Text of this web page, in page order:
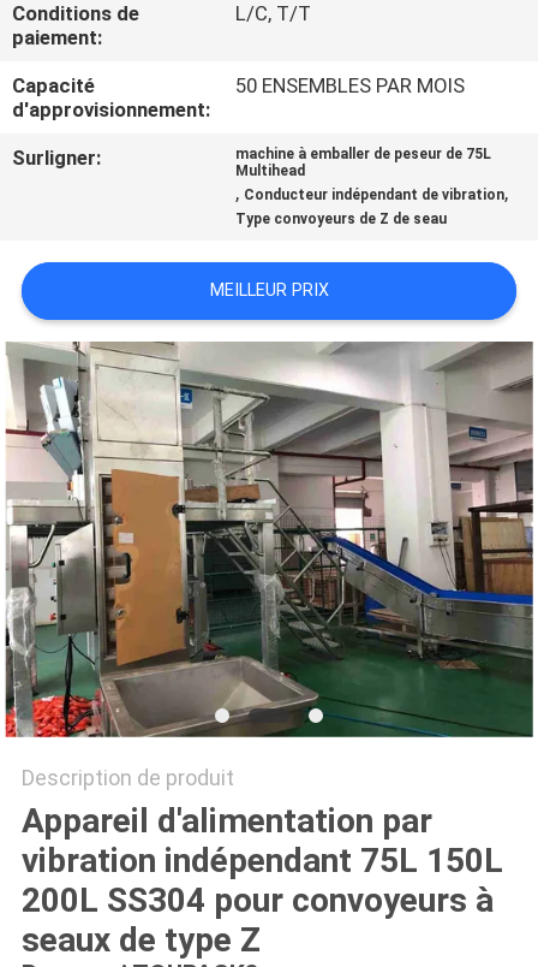
CONTACTEZ-
NOUS
NOUVELLES
DEMANDEZ
UN DEVIS
SITEMAP
POLITIQUE
DE
CONFIDENTIALITÉ
Conditions de
paiement:
L/C, T/T
Capacité
d'approvisionnement:
50 ENSEMBLES PAR MOIS
Surligner:
machine à emballer de peseur de 75L
Multihead
, Conducteur indépendant de vibration,
Type convoyeurs de Z de seau
MEILLEUR PRIX
Description de produit
Appareil d'alimentation par
vibration indépendant 75L 150L
200L SS304 pour convoyeurs à
seaux de type Z